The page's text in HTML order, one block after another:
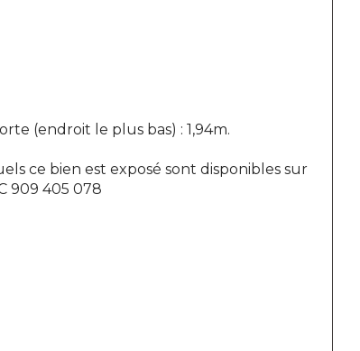
(endroit le plus bas) : 1,94m.
ce bien est exposé sont disponibles sur
909 405 078